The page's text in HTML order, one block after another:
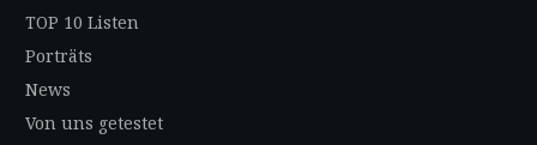
TOP 10 Listen
Porträts
News
Von uns getestet